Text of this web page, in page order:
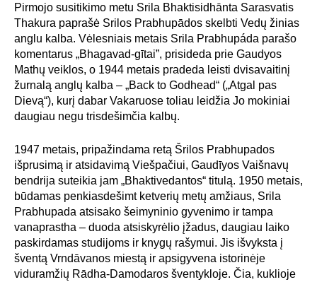
Pirmojo susitikimo metu Srila Bhaktisidhānta Sarasvatis
Thakura paprašė Srilos Prabhupādos skelbti Vedų žinias
anglu kalba. Vėlesniais metais Srila Prabhupáda parašo
komentarus „Bhagavad-gītai”, prisideda prie Gaudyos
Mathų veiklos, o 1944 metais pradeda leisti dvisavaitinį
žurnalą anglų kalba – „Back to Godhead“ („Atgal pas
Dievą“), kurį dabar Vakaruose toliau leidžia Jo mokiniai
daugiau negu trisdešimčia kalbų.
1947 metais, pripažindama retą Šrilos Prabhupados
išprusimą ir atsidavimą Viešpačiui, Gaudīyos Vaišnavų
bendrija suteikia jam „Bhaktivedantos“ titulą. 1950 metais,
būdamas penkiasdešimt ketverių metų amžiaus, Srila
Prabhupada atsisako šeimyninio gyvenimo ir tampa
vanaprastha – duoda atsiskyrėlio įžadus, daugiau laiko
paskirdamas studijoms ir knygų rašymui. Jis išvyksta į
šventą Vrndāvanos miestą ir apsigyvena istorinėje
viduramžių Rādha-Damodaros šventykloje. Čia, kuklioje